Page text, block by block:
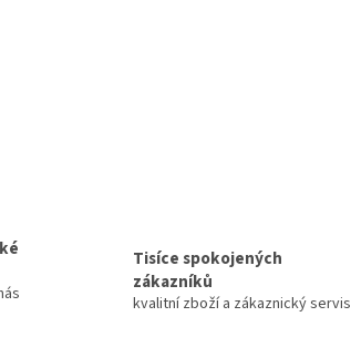
Tisíce spokojených
zákazníků
kvalitní zboží a zákaznický servis